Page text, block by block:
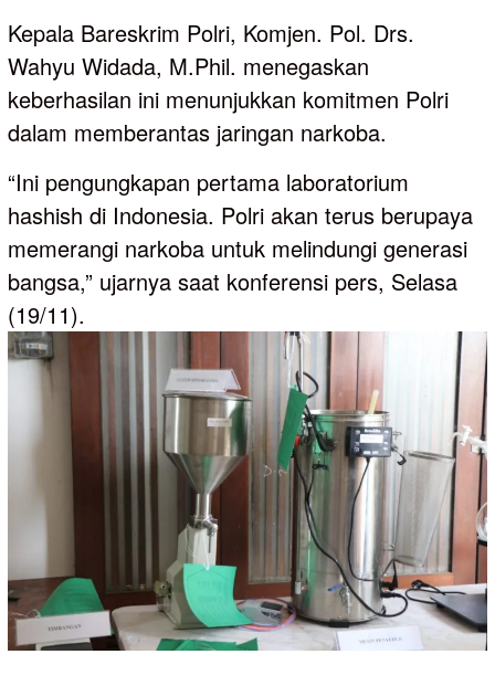
Kepala Bareskrim Polri, Komjen. Pol. Drs.
Wahyu Widada, M.Phil. menegaskan
keberhasilan ini menunjukkan komitmen Polri
dalam memberantas jaringan narkoba.
“Ini pengungkapan pertama laboratorium
hashish di Indonesia. Polri akan terus berupaya
memerangi narkoba untuk melindungi generasi
bangsa,” ujarnya saat konferensi pers, Selasa
(19/11).